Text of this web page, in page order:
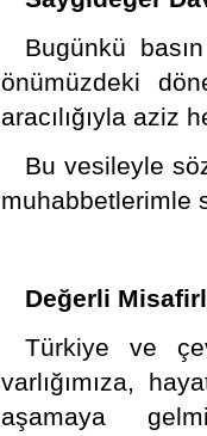
Bugünkü
önümüzdeki
aracılığıyla aziz
Bu vesileyle
muhabbetlerimle
Değerli
Türkiye ve
varlığımıza,
aşamaya